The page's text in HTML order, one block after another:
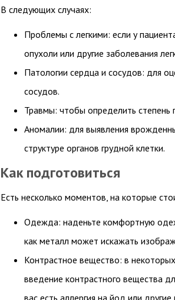
В следующих случаях:
Проблемы с легкими: если у
опухоли или другие заболевания
Патологии сердца и сосудов: для
сосудов.
Травмы: чтобы определить степень
Аномалии: для выявления
структуре органов грудной клетки.
Как подготовиться
Есть несколько моментов, на которые
Одежда: наденьте комфортную
как металл может искажать
Контрастное вещество: в
введение контрастного вещества
вас есть аллергия на йод или